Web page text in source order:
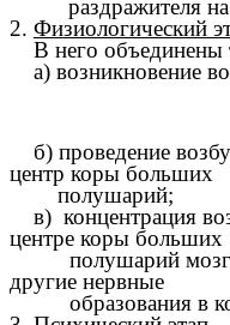
раздражителя на
2. Физиологический
В него объединены
а) возникновение
-
б) проведение
центр коры больших
полушарий;
в) концентрация
центре коры больших
полушарий мозга,
другие нервные
образования в